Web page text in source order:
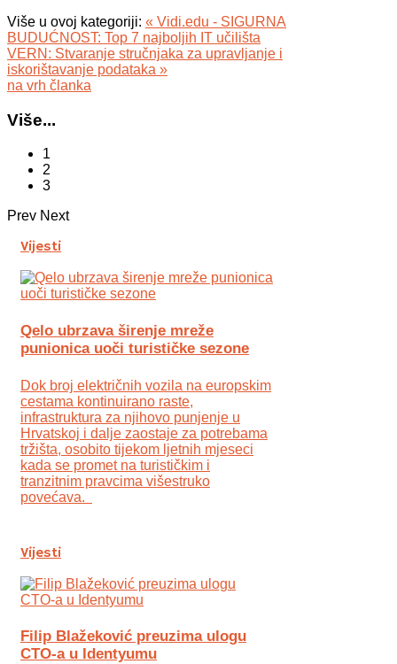
Više u ovoj kategoriji: « Vidi.edu - SIGURNA
BUDUĆNOST: Top 7 najboljih IT učilišta
VERN: Stvaranje stručnjaka za upravljanje i
iskorištavanje podataka »
na vrh članka
Više...
1
2
3
Prev Next
Vijesti
Qelo ubrzava širenje mreže
punionica uoči turističke sezone
Dok broj električnih vozila na europskim
cestama kontinuirano raste,
infrastruktura za njihovo punjenje u
Hrvatskoj i dalje zaostaje za potrebama
tržišta, osobito tijekom ljetnih mjeseci
kada se promet na turističkim i
tranzitnim pravcima višestruko
povećava.
Vijesti
Filip Blažeković preuzima ulogu
CTO-a u Identyumu